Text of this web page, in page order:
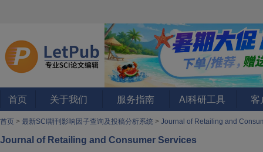
首页 关于我们 服务指南 AI科研工具 客
首页 > 最新SCI期刊影响因子查询及投稿分析系统 > Journal of Retailing and
Journal of Retailing and Consumer Services